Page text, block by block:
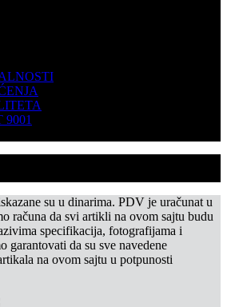
9001
su u dinarima. PDV je uračunat u
računa da svi artikli na ovom sajtu budu
specifikacija, fotografijama i
garantovati da su sve navedene
na ovom sajtu u potpunosti